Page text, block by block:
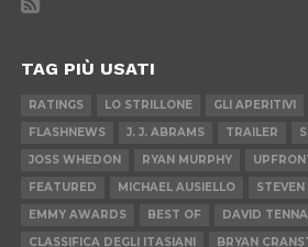
TAG PIÙ USATI
RATINGS LO STRILLONE GLI APERITIVI
FLASHNEWS
J. J. ABRAMS TRAILER
JOSS WHEDON
RYAN MURPHY
FEATURED
MICHAEL AUSIELLO
STEVEN
EMMY AWARDS
BEST OF DAVID
CLASSIFICA DEGLI ITASIANI
BRYAN